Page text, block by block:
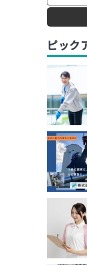
ピック